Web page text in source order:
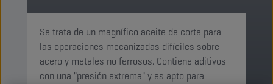
Se trata de un magnífico aceite de corte para
las operaciones mecanizadas difíciles sobre
acero y metales no ferrosos. Contiene aditivos
con una "presión extrema" y es apto para